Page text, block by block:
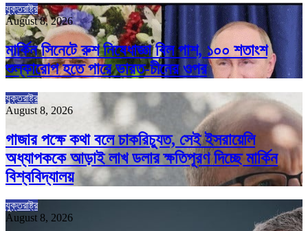
যুক্তরাষ্ট্র
August 8, 2026
মার্কিন সিনেটে রুশ নিষেধাজ্ঞা বিল পাশ, ১০০ শতাংশ
শুল্কারোপ হতে পারে ভারত-চীনের ওপর
যুক্তরাষ্ট্র
August 8, 2026
গাজার পক্ষে কথা বলে চাকরিচ্যুত, সেই ইসরায়েলি
অধ্যাপককে আড়াই লাখ ডলার ক্ষতিপূরণ দিচ্ছে মার্কিন
বিশ্ববিদ্যালয়
যুক্তরাষ্ট্র
August 8, 2026